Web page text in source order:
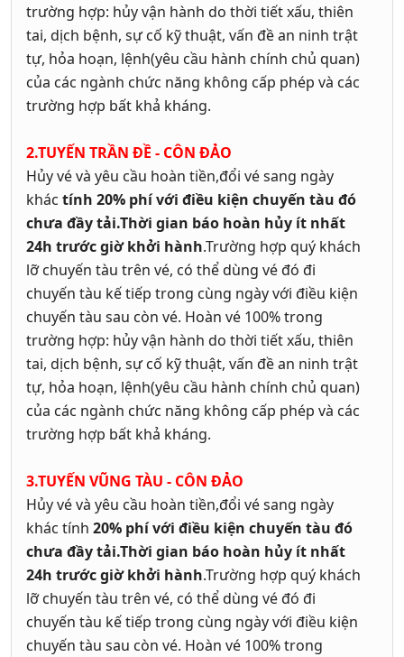
trường hợp: hủy vận hành do thời tiết xấu, thiên
tai, dịch bệnh, sự cố kỹ thuật, vấn đề an ninh trật
tự, hỏa hoạn, lệnh(yêu cầu hành chính chủ quan)
của các ngành chức năng không cấp phép và các
trường hợp bất khả kháng.
2.TUYẾN TRẦN ĐỀ - CÔN ĐẢO
Hủy vé và yêu cầu hoàn tiền,đổi vé sang ngày
khác tính 20% phí với điều kiện chuyến tàu đó
chưa đầy tải.Thời gian báo hoàn hủy ít nhất
24h trước giờ khởi hành.Trường hợp quý khách
lỡ chuyến tàu trên vé, có thể dùng vé đó đi
chuyến tàu kế tiếp trong cùng ngày với điều kiện
chuyến tàu sau còn vé. Hoàn vé 100% trong
trường hợp: hủy vận hành do thời tiết xấu, thiên
tai, dịch bệnh, sự cố kỹ thuật, vấn đề an ninh trật
tự, hỏa hoạn, lệnh(yêu cầu hành chính chủ quan)
của các ngành chức năng không cấp phép và các
trường hợp bất khả kháng.
3.TUYẾN VŨNG TÀU - CÔN ĐẢO
Hủy vé và yêu cầu hoàn tiền,đổi vé sang ngày
khác tính 20% phí với điều kiện chuyến tàu đó
chưa đầy tải.Thời gian báo hoàn hủy ít nhất
24h trước giờ khởi hành.Trường hợp quý khách
lỡ chuyến tàu trên vé, có thể dùng vé đó đi
chuyến tàu kế tiếp trong cùng ngày với điều kiện
chuyến tàu sau còn vé. Hoàn vé 100% trong